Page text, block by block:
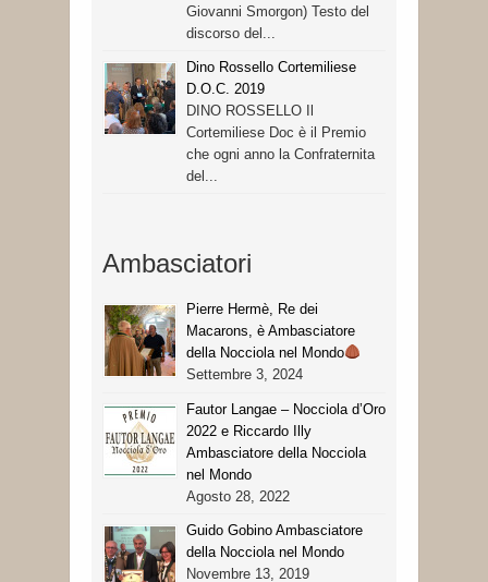
Giovanni Smorgon) Testo del
discorso del...
Dino Rossello Cortemiliese
D.O.C. 2019
DINO ROSSELLO Il
Cortemiliese Doc è il Premio
che ogni anno la Confraternita
del...
Ambasciatori
Pierre Hermè, Re dei
Macarons, è Ambasciatore
della Nocciola nel Mondo
Settembre 3, 2024
Fautor Langae – Nocciola d’Oro
2022 e Riccardo Illy
Ambasciatore della Nocciola
nel Mondo
Agosto 28, 2022
Guido Gobino Ambasciatore
della Nocciola nel Mondo
Novembre 13, 2019